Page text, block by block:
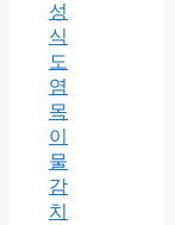
성
식
도
염
목
이
물
감
치